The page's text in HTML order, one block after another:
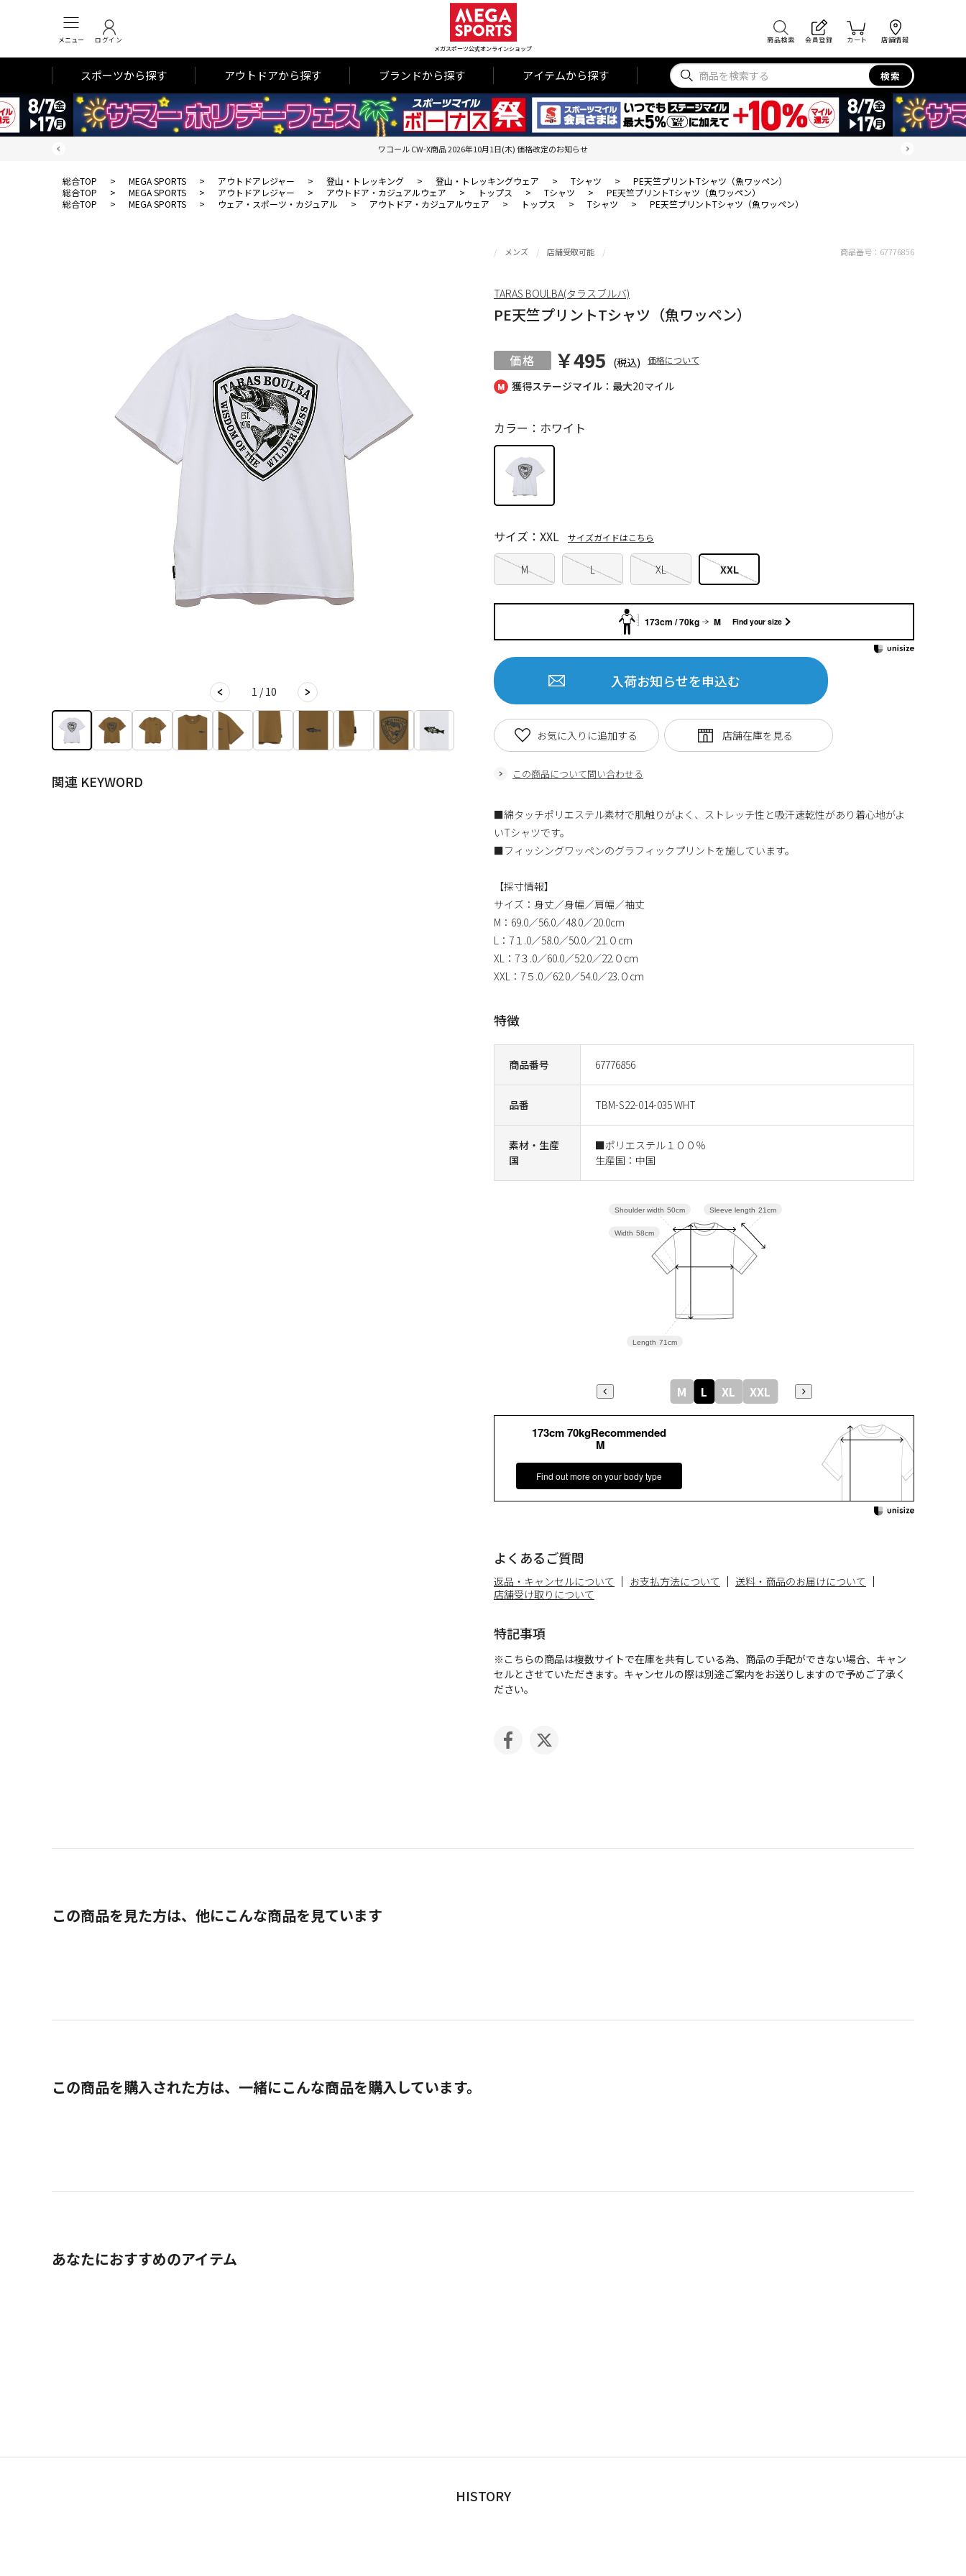
メニュー ログイン
メガスポーツ公式オンラインショップ
商品検索 会員登録 カート 店舗情報
スポーツから探す アウトドアから探す ブランドから探す アイテムから探す 検索
ワコール CW-X商品 2026年10月1日(木) 価格改定のお知らせ
総合TOP > MEGA SPORTS > アウトドアレジャー > 登山・トレッキング > 登山・トレッキングウェア > Tシャツ >
PE天竺プリントTシャツ（魚ワッペン）
総合TOP
> MEGA SPORTS > アウトドアレジャー > アウトドア・カジュアルウェア > トップス > Tシャツ >
PE天竺プリントTシャツ（魚ワッペン）
総合TOP
> MEGA SPORTS > ウェア・スポーツ・カジュアル > アウトドア・カジュアルウェア > トップス > Tシャツ > PE天竺プリントTシャツ（魚ワッペン）
1 / 10
関連 KEYWORD
獲得ステージマイル：最大20マイル
メンズ 店舗受取可能
PE天竺プリントTシャツ（魚ワッペン）
￥495 (税込) 価格について
商品番号 67776856
品番 TBM-S22-014-035 WHT
素材・生産
国
■ポリエステル１００％
生産国：中国
カラー：ホワイト
M L XL XXL
サイズ：XXL サイズガイドはこちら
入荷お知らせを申込む
この商品について問い合わせる
お気に入りに追加する
商品番号： 67776856
TARAS BOULBA(タラスブルバ)
■綿タッチポリエステル素材で肌触りがよく、ストレッチ性と吸汗速乾性があり着心地がよ
いTシャツです。
■フィッシングワッペンのグラフィックプリントを施しています。
【採寸情報】
サイズ：身丈／身幅／肩幅／袖丈
M：69.0／56.0／48.0／20.0cm
L：7１.0／58.0／50.0／21.０cm
XL：7３.0／60.0／52.0／22.０cm
XXL：7５.0／62.0／54.0／23.０cm
特徴
よくあるご質問
返品・キャンセルについて お支払方法について
送料・商品のお届けについて
店舗受け取りについて
特記事項
※こちらの商品は複数サイトで在庫を共有している為、商品の手配ができない場合、キャン
セルとさせていただきます。キャンセルの際は別途ご案内をお送りしますので予めご了承く
ださい。
173cm / 70kg M Find your size
173cm 70kgRecommended
M
Find out more on your body type
Sleeve length 21cm
Length 71cm
Width 58cm
Shoulder width 50cm
M L XL XXL
この商品を見た方は、他にこんな商品を見ています
この商品を購入された方は、一緒にこんな商品を購入しています。
あなたにおすすめのアイテム
HISTORY